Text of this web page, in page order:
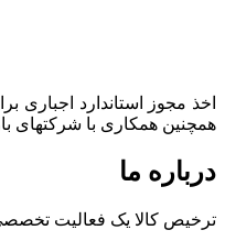
اخذ مجوز استاندارد اجباری
همچنین همکاری با شرکتهای
درباره ما
ترخیص کالا یک فعالیت